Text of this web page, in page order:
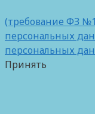
(требование ФЗ
персональных
персональных
Принять